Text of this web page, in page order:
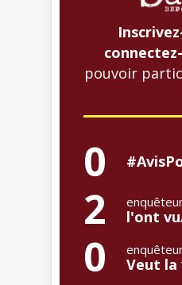
pouvoir
0
2 l'ont
0 Veut